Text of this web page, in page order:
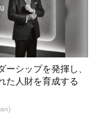
ーシップを発揮し、
た人財を育成する